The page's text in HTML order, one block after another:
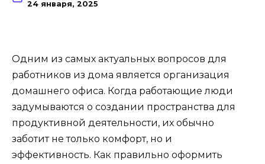
24 января, 2025
Одним из самых актуальных вопросов для
работников из дома является организация
домашнего офиса. Когда работающие люди
задумываются о создании пространства для
продуктивной деятельности, их обычно
заботит не только комфорт, но и
эффективность. Как правильно оформить